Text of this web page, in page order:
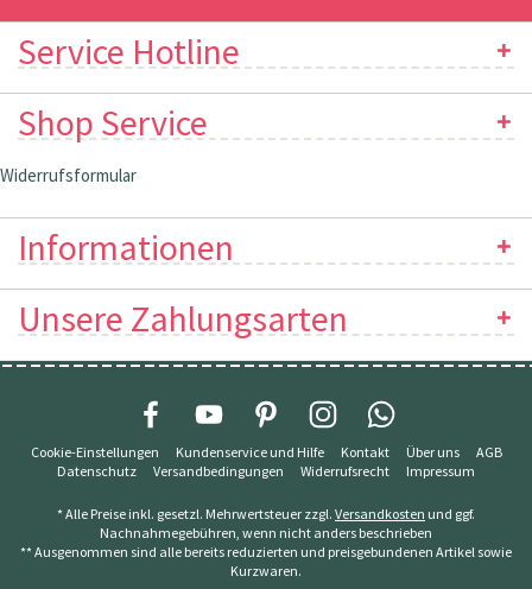
Service Hotline
Shop Service
Widerrufsformular
Informationen
Unsere Zahlungsarten
Cookie-Einstellungen Kundenservice und Hilfe Kontakt Über uns
AGB
Datenschutz
Versandbedingungen Widerrufsrecht Impressum
* Alle Preise inkl. gesetzl. Mehrwertsteuer zzgl. Versandkosten und ggf.
Nachnahmegebühren, wenn nicht anders beschrieben
** Ausgenommen sind alle bereits reduzierten und preisgebundenen Artikel sowie
Kurzwaren.